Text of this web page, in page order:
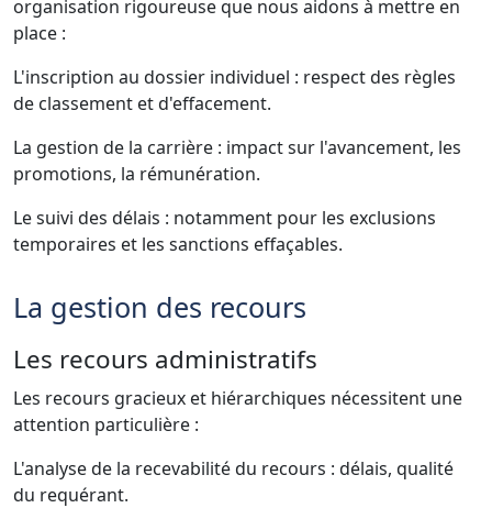
organisation rigoureuse que nous aidons à mettre en
place :
L'inscription au dossier individuel : respect des règles
de classement et d'effacement.
La gestion de la carrière : impact sur l'avancement, les
promotions, la rémunération.
Le suivi des délais : notamment pour les exclusions
temporaires et les sanctions effaçables.
La gestion des recours
Les recours administratifs
Les recours gracieux et hiérarchiques nécessitent une
attention particulière :
L'analyse de la recevabilité du recours : délais, qualité
du requérant.